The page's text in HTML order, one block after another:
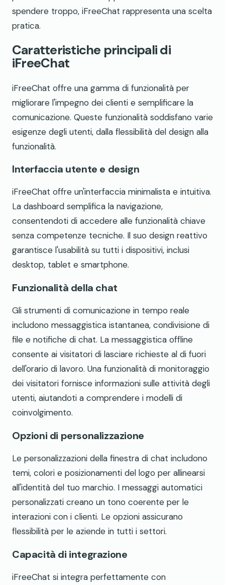
spendere troppo, iFreeChat rappresenta una scelta
pratica.
Caratteristiche principali di
iFreeChat
iFreeChat offre una gamma di funzionalità per
migliorare l'impegno dei clienti e semplificare la
comunicazione. Queste funzionalità soddisfano varie
esigenze degli utenti, dalla flessibilità del design alla
funzionalità.
Interfaccia utente e design
iFreeChat offre un'interfaccia minimalista e intuitiva.
La dashboard semplifica la navigazione,
consentendoti di accedere alle funzionalità chiave
senza competenze tecniche. Il suo design reattivo
garantisce l'usabilità su tutti i dispositivi, inclusi
desktop, tablet e smartphone.
Funzionalità della chat
Gli strumenti di comunicazione in tempo reale
includono messaggistica istantanea, condivisione di
file e notifiche di chat. La messaggistica offline
consente ai visitatori di lasciare richieste al di fuori
dell'orario di lavoro. Una funzionalità di monitoraggio
dei visitatori fornisce informazioni sulle attività degli
utenti, aiutandoti a comprendere i modelli di
coinvolgimento.
Opzioni di personalizzazione
Le personalizzazioni della finestra di chat includono
temi, colori e posizionamenti del logo per allinearsi
all'identità del tuo marchio. I messaggi automatici
personalizzati creano un tono coerente per le
interazioni con i clienti. Le opzioni assicurano
flessibilità per le aziende in tutti i settori.
Capacità di integrazione
iFreeChat si integra perfettamente con